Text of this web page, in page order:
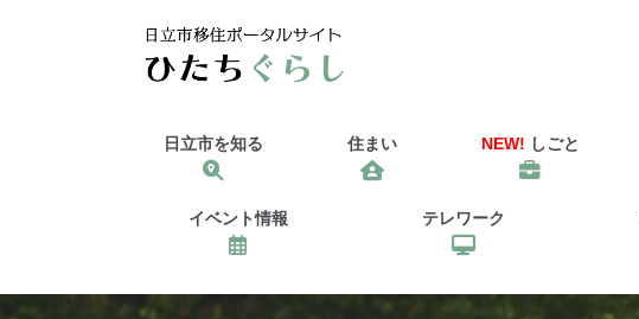
日立市を知る 住まい NEW! しごと
イベント情報 テレワーク